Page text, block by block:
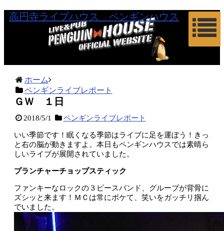
高円寺ライブハウス ペンギンハウス
ホーム
ペンギンライブレポート
ＧＷ １日
2018/5/1 ペンギンライブレポート
いい季節です！眠くなる季節はライブに足を運ぼう！きっ
と右の脳が動きますよ。本日もペンギンハウスでは素晴ら
しいライブが展開されていました。
プランチャーチョップスティック
ファンキーなロックの３ピースバンド、グルーブが背骨に
ズシッと来ます！ＭＣは常にボケて、笑いをガッチリ掴ん
でいました。